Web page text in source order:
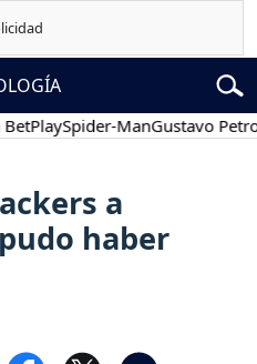
Spider-ManGustavo Petro
a
haber